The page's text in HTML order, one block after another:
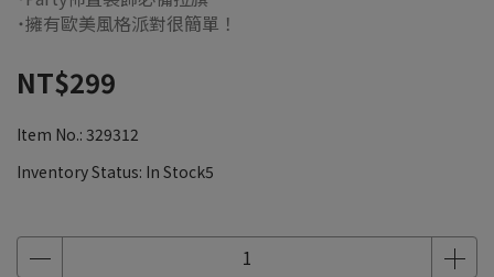
˙擁有歐美風格派對很簡單！
NT$299
Item No.: 329312
Inventory Status: In Stock5